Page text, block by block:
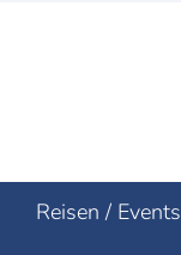
Reisen / Events